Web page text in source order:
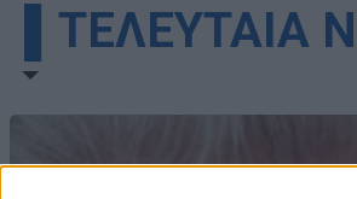
▌ΤΕΛΕΥΤΑΙΑ